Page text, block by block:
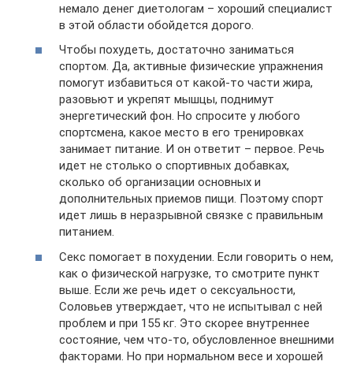
немало денег диетологам – хороший специалист
в этой области обойдется дорого.
Чтобы похудеть, достаточно заниматься
спортом. Да, активные физические упражнения
помогут избавиться от какой-то части жира,
разовьют и укрепят мышцы, поднимут
энергетический фон. Но спросите у любого
спортсмена, какое место в его тренировках
занимает питание. И он ответит – первое. Речь
идет не столько о спортивных добавках,
сколько об организации основных и
дополнительных приемов пищи. Поэтому спорт
идет лишь в неразрывной связке с правильным
питанием.
Секс помогает в похудении. Если говорить о нем,
как о физической нагрузке, то смотрите пункт
выше. Если же речь идет о сексуальности,
Соловьев утверждает, что не испытывал с ней
проблем и при 155 кг. Это скорее внутреннее
состояние, чем что-то, обусловленное внешними
факторами. Но при нормальном весе и хорошей